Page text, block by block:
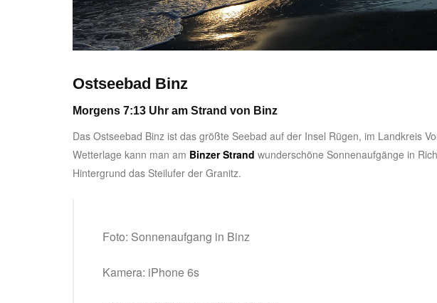
Ostseebad Binz
Morgens 7:13 Uhr am Strand von Binz
Das Ostseebad Binz ist das größte Seebad auf der Insel Rügen, im Landkreis
Wetterlage kann man am Binzer Strand wunderschöne Sonnenaufgänge in
Hintergrund das Steilufer der Granitz.
Foto: Sonnenaufgang in Binz
Kamera: iPhone 6s